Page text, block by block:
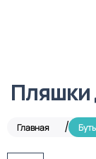
Пляшки
Главная /